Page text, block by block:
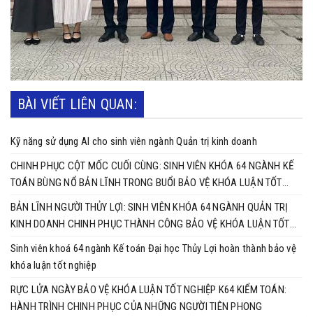
BÀI VIẾT LIÊN QUAN:
Kỹ năng sử dụng AI cho sinh viên ngành Quản trị kinh doanh
CHINH PHỤC CỘT MỐC CUỐI CÙNG: SINH VIÊN KHÓA 64 NGÀNH KẾ
TOÁN BÙNG NỔ BẢN LĨNH TRONG BUỔI BẢO VỆ KHÓA LUẬN TỐT
NGHIỆP
BẢN LĨNH NGƯỜI THỦY LỢI: SINH VIÊN KHÓA 64 NGÀNH QUẢN TRỊ
KINH DOANH CHINH PHỤC THÀNH CÔNG BẢO VỆ KHÓA LUẬN TỐT
Sinh viên khoá 64 ngành Kế toán Đại học Thủy Lợi hoàn thành bảo vệ
khóa luận tốt nghiệp
RỰC LỬA NGÀY BẢO VỆ KHÓA LUẬN TỐT NGHIỆP K64 KIỂM TOÁN:
HÀNH TRÌNH CHINH PHỤC CỦA NHỮNG NGƯỜI TIÊN PHONG